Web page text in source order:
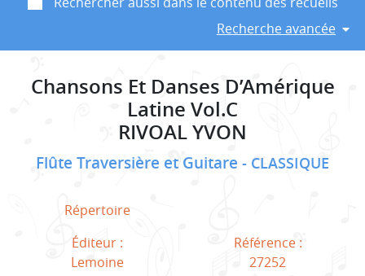
Recherche avancée
Chansons Et Danses D’Amérique
Latine Vol.C
RIVOAL YVON
Flûte Traversière et Guitare CLASSIQUE
Répertoire
Éditeur :
Lemoine
Référence :
27252